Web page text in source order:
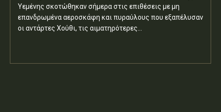
Υεμένης σκοτώθηκαν σήμερα στις επιθέσεις με μη
επανδρωμένα αεροσκάφη και πυραύλους που εξαπέλυσαν
οι αντάρτες Χούθι, τις αιματηρότερες...